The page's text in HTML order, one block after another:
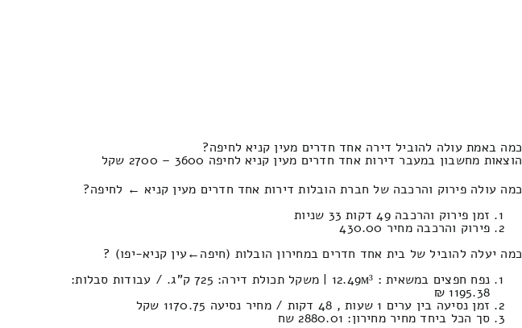
כמה באמת עולה להוביל דירה אחד חדרים מעין קניא לחיפה?
הוצאות מחשבון במעבר דירות אחד חדרים מעין קניא לחיפה 3600 – 2700 שקל
כמה עולה פירוק והרכבה של חברת הובלות דירות אחד חדרים מעין קניא ← לחיפה?
זמן פירוק והרכבה 49 דקות 33 שניות
פירוק והרכבה מחיר 430.00
כמה יעלה להוביל של בית אחד חדרים במחירון הובלות (חיפה‎←‏עין קניא-יפו) ?
נפח חפצים במשאית : 12.49м³ | משקל תכולת דירה: 725 ק”ג. / עבודות סבלות:
1195.38 ₪
זמן נסיעה בין ערים 1 שעות , 48 דקות / מחיר נסיעה 1170.75 שקל
סך הכל ביחד מחיר מחירון: 2880.01 שח